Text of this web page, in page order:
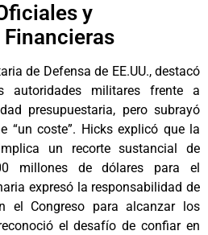
y
de Defensa de EE.UU., destacó
autoridades militares frente a
presupuestaria, pero subrayó
“un coste”. Hicks explicó que la
un recorte sustancial de
millones de dólares para el
expresó la responsabilidad de
el Congreso para alcanzar los
el desafío de confiar en